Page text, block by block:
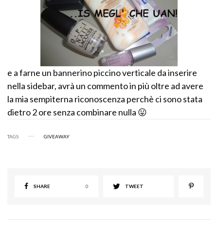
e a farne un bannerino piccino verticale da inserire
nella sidebar, avrà un commento in più oltre ad avere
la mia sempiterna riconoscenza perchè ci sono stata
dietro 2 ore senza combinare nulla 😛
TAGS GIVEAWAY
SHARE 0 TWEET